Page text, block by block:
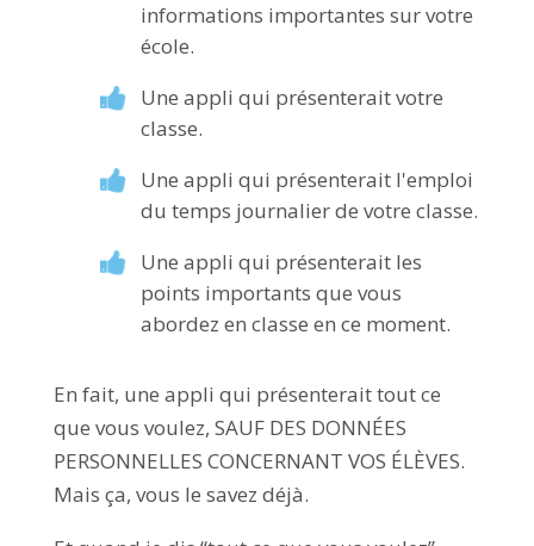
informations importantes sur votre
école.
Une appli qui présenterait votre
classe.
Une appli qui présenterait l'emploi
du temps journalier de votre classe.
Une appli qui présenterait les
points importants que vous
abordez en classe en ce moment.
En fait, une appli qui présenterait tout ce
que vous voulez, SAUF DES DONNÉES
PERSONNELLES CONCERNANT VOS ÉLÈVES.
Mais ça, vous le savez déjà.